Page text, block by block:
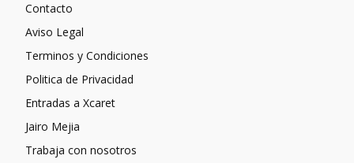
Contacto
Aviso Legal
Terminos y Condiciones
Politica de Privacidad
Entradas a Xcaret
Jairo Mejia
Trabaja con nosotros